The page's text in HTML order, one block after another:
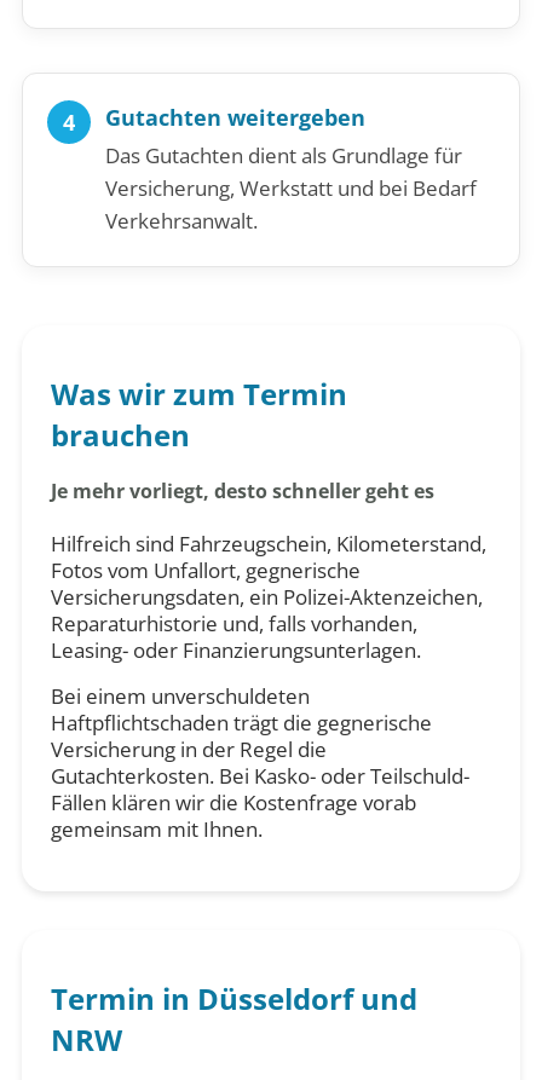
Gutachten weitergeben
Das Gutachten dient als Grundlage für
Versicherung, Werkstatt und bei Bedarf
Verkehrsanwalt.
Was wir zum Termin
brauchen
Je mehr vorliegt, desto schneller geht es
Hilfreich sind Fahrzeugschein, Kilometerstand,
Fotos vom Unfallort, gegnerische
Versicherungsdaten, ein Polizei-Aktenzeichen,
Reparaturhistorie und, falls vorhanden,
Leasing- oder Finanzierungsunterlagen.
Bei einem unverschuldeten
Haftpflichtschaden trägt die gegnerische
Versicherung in der Regel die
Gutachterkosten. Bei Kasko- oder Teilschuld-
Fällen klären wir die Kostenfrage vorab
gemeinsam mit Ihnen.
Termin in Düsseldorf und
NRW